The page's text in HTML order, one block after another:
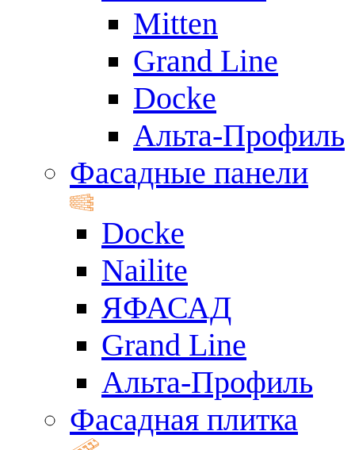
Mitten
Grand Line
Docke
Альта-Профиль
Фасадные панели
Docke
Nailite
ЯФАСАД
Grand Line
Альта-Профиль
Фасадная плитка